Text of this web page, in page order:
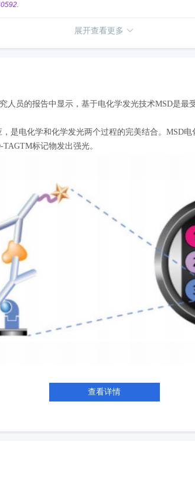
展开查看更多
员的报告中显示，基于电化学发光技术MSD是最
是电化学和化学发光两个过程的完美结合。MSD
标记物发出强光。
查看详情